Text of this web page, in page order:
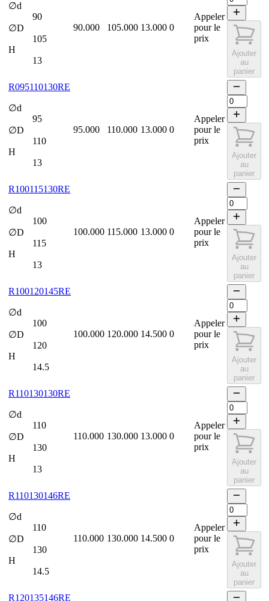
∅d
90
∅D
105
H
13
90.000 105.000 13.000 0
Appeler
pour le
prix
Ajouter
au
panier
R095110130RE
∅d
95
∅D
110
H
13
95.000 110.000 13.000 0
Appeler
pour le
prix
Ajouter
au
panier
R100115130RE
∅d
100
∅D
115
H
13
100.000 115.000 13.000 0
Appeler
pour le
prix
Ajouter
au
panier
R100120145RE
∅d
100
∅D
120
H
14.5
100.000 120.000 14.500 0
Appeler
pour le
prix
Ajouter
au
panier
R110130130RE
∅d
110
∅D
130
H
13
110.000 130.000 13.000 0
Appeler
pour le
prix
Ajouter
au
panier
R110130146RE
∅d
110
∅D
130
H
14.5
110.000 130.000 14.500 0
Appeler
pour le
prix
Ajouter
au
panier
R120135146RE